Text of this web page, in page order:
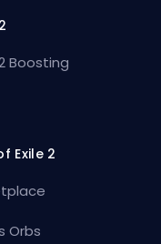
Boosting
Exile 2
Orbs